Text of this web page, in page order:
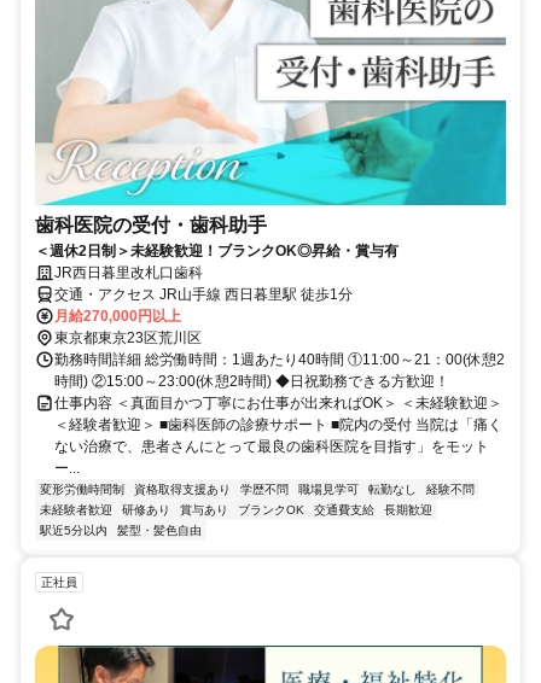
歯科医院の受付・歯科助手
＜週休2日制＞未経験歓迎！ブランクOK◎昇給・賞与有
JR西日暮里改札口歯科
交通・アクセス JR山手線 西日暮里駅 徒歩1分
月給270,000円以上
東京都東京23区荒川区
勤務時間詳細 総労働時間：1週あたり40時間 ①11:00～21：00(休憩2
時間) ②15:00～23:00(休憩2時間) ◆日祝勤務できる方歓迎！
仕事内容 ＜真面目かつ丁寧にお仕事が出来ればOK＞ ＜未経験歓迎＞
＜経験者歓迎＞ ■歯科医師の診療サポート ■院内の受付 当院は「痛く
ない治療で、患者さんにとって最良の歯科医院を目指す」をモット
ー...
変形労働時間制 資格取得支援あり 学歴不問 職場見学可 転勤なし
経験不問
未経験者歓迎
研修あり 賞与あり ブランクOK 交通費支給
長期歓迎
駅近5分以内
髪型・髪色自由
正社員